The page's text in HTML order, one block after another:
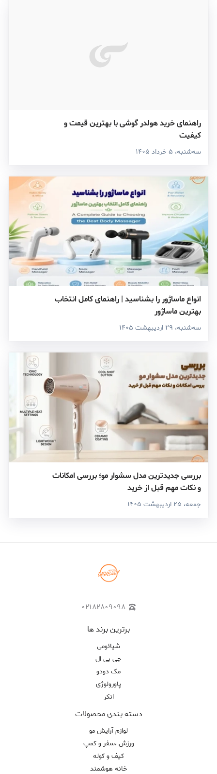
راهنمای خرید هولدر گوشی با بهترین قیمت و
کیفیت
سه‌شنبه، ۵ خرداد ۱۴۰۵
انواع ماساژور را بشناسید | راهنمای کامل انتخاب
بهترین ماساژور
سه‌شنبه، ۲۹ اردیبهشت ۱۴۰۵
بررسی جدیدترین مدل سشوار مو؛ بررسی امکانات
و نکات مهم قبل از خرید
جمعه، ۲۵ اردیبهشت ۱۴۰۵
۰۲۱۸۲۸۰۹۰۹۸
برترین برند ها
شیائومی
جی بی ال
مک دودو
پاورولوژی
انکر
دسته بندی محصولات
لوازم آرایش مو
ورزش ،سفر و کمپ
کیف و کوله
خانه هوشمند